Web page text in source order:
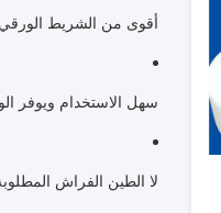
أقوى من الشريط الورقي
سهل الاستخدام ويوفر
لا الطين الفراش